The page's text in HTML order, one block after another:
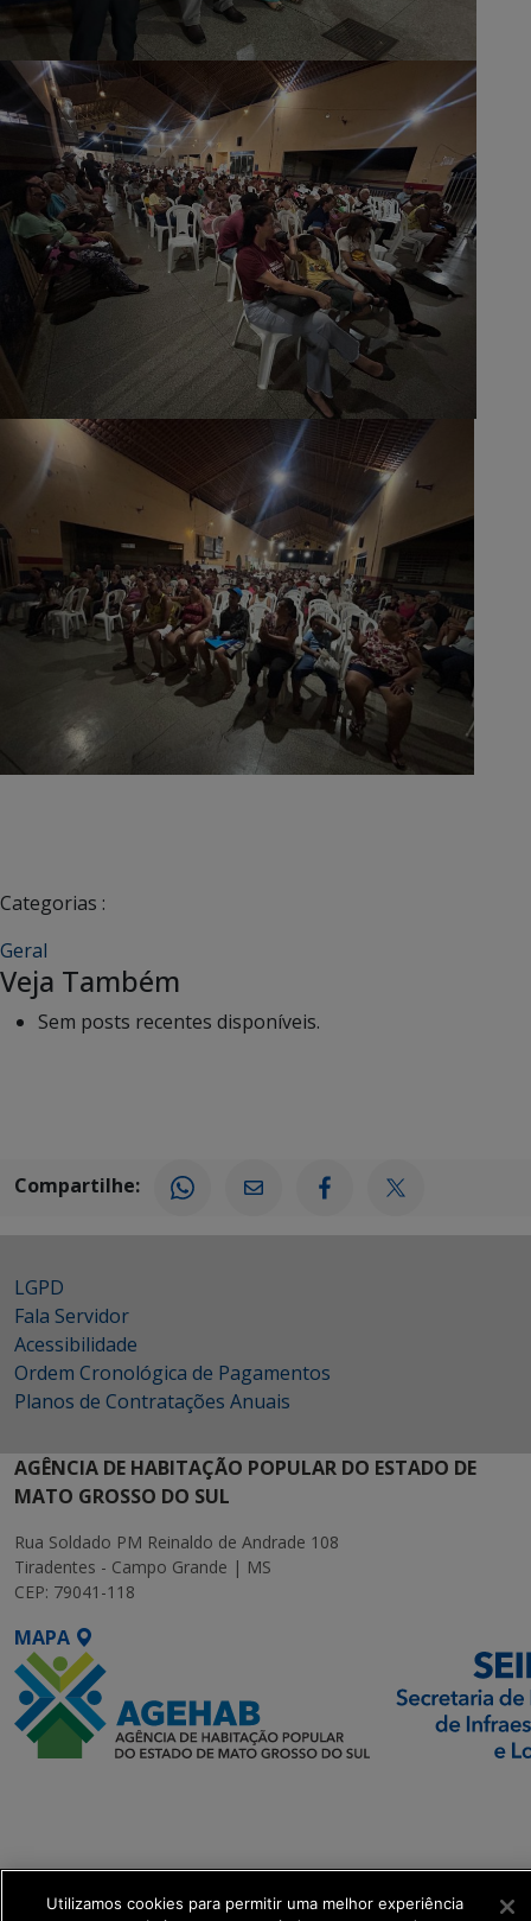
Categorias :
Geral
Veja Também
Sem posts recentes disponíveis.
Compartilhe:
LGPD
Fala Servidor
Acessibilidade
Ordem Cronológica de Pagamentos
Planos de Contratações Anuais
AGÊNCIA DE HABITAÇÃO POPULAR DO ESTADO DE
MATO GROSSO DO SUL
Rua Soldado PM Reinaldo de Andrade 108
Tiradentes - Campo Grande | MS
CEP: 79041-118
MAPA
get_footer();
Utilizamos cookies para permitir uma melhor experiência